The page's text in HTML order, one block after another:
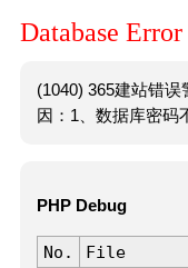
Database Error
(1040) 365建站错
因：1、数据库密码
PHP Debug
No. File